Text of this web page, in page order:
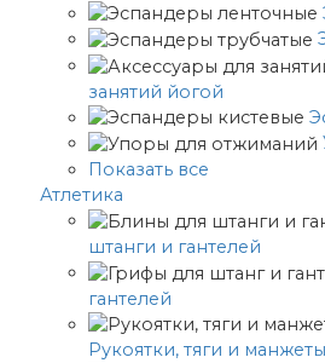
занятий йогой
Показать все
Атлетика
штанги и гантелей
гантелей
Рукоятки, тяги и